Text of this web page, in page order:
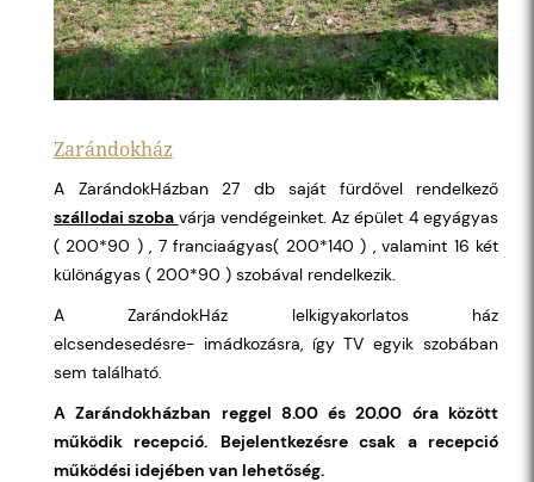
Zarándokház
A ZarándokHázban 27 db saját fürdővel rendelkező
szállodai szoba várja vendégeinket. Az épület 4 egyágyas
( 200*90 ) , 7 franciaágyas( 200*140 ) , valamint 16 két
különágyas ( 200*90 ) szobával rendelkezik.
A ZarándokHáz lelkigyakorlatos ház
elcsendesedésre- imádkozásra, így TV egyik szobában
sem található.
A Zarándokházban reggel 8.00 és 20.00 óra között
működik recepció.
Bejelentkezésre csak a recepció
működési idejében van lehetőség.